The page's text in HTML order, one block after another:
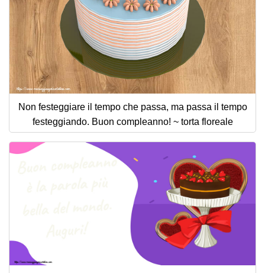
Non festeggiare il tempo che passa, ma passa il tempo
festeggiando. Buon compleanno! ~ torta floreale